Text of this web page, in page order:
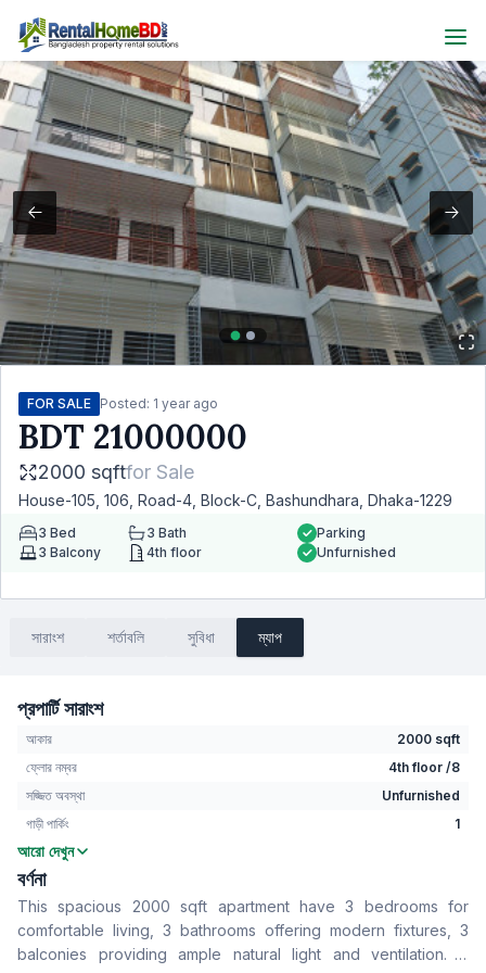
FOR SALE Posted: 1 year ago
BDT 21000000
2000 sqftfor Sale
House-105, 106, Road-4, Block-C, Bashundhara, Dhaka-1229
3 Bed 3 Bath
3 Balcony 4th floor
Parking
Unfurnished
সারাংশ শর্তাবলি সুবিধা ম্যাপ
প্রপার্টি সারাংশ
আকার
2000 sqft
ফ্লোর নম্বর
4th floor /8
সজ্জিত অবস্থা
Unfurnished
গাড়ী পার্কিং
1
বেডরুম
বাথরুম
বসার রুম
No
Drawing Room
Yes
খাবার রুম
Yes
আরো দেখুন
বর্ণনা
This spacious 2000 sqft apartment have 3 bedrooms for
comfortable living, 3 bathrooms offering modern fixtures, 3
balconies providing ample natural light and ventilation. A